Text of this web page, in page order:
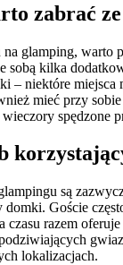
zabrać
glamping, warto
sobą kilka
– niektóre
mieć przy
spędzone
są
Goście
czasu razem
lokalizacjach.